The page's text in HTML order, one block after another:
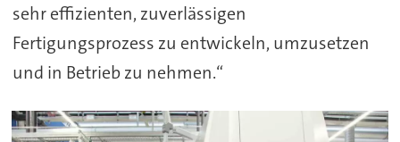
sehr effizienten, zuverlässigen
Fertigungsprozess zu entwickeln, umzusetzen
und in Betrieb zu nehmen.“